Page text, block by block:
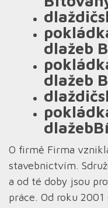
dlažeb
dlažeb
O firmě Firma
stavebnictvím.
a od té doby jsou
práce. Od roku